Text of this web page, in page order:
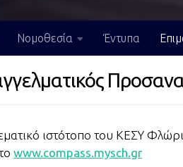
Νομοθεσία Έντυπα
ιστότοπο του ΚΕΣΥ
www.compass.mysch.gr